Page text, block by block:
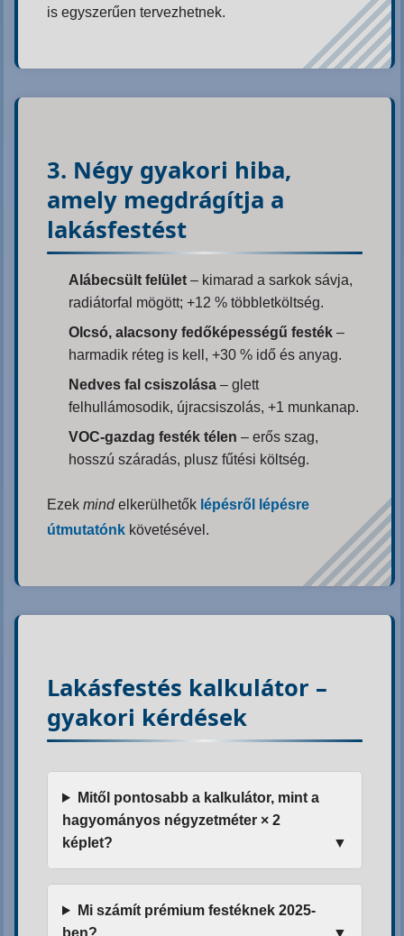
is egyszerűen tervezhetnek.
3. Négy gyakori hiba,
amely megdrágítja a
lakásfestést
Alábecsült felület – kimarad a sarkok sávja,
radiátor­fal mögött; +12 % többletköltség.
Olcsó, alacsony fedőképességű festék –
harmadik réteg is kell, +30 % idő és anyag.
Nedves fal csiszolása – glett
felhullámosodik, újracsiszolás, +1 munkanap.
VOC-gazdag festék télen – erős szag,
hosszú száradás, plusz fűtési költség.
Ezek mindelkerülhetők lépésről lépésre
útmutatónk követésével.
Lakásfestés kalkulátor –
gyakori kérdések
Mitől pontosabb a kalkulátor, mint a
hagyományos négyzetméter × 2
képlet?
Mi számít prémium festéknek 2025-
ben?